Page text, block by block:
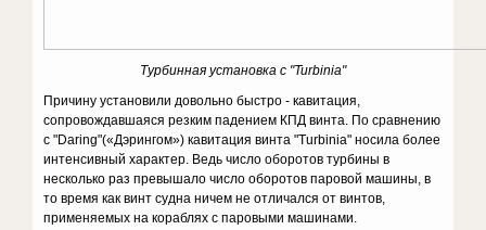
Турбинная установка с "Turbinia"
Причину установили довольно быстро - кавитация,
сопровождавшаяся резким падением КПД винта. По сравнению
с "Daring"(«Дэрингом») кавитация винта "Turbinia" носила более
интенсивный характер. Ведь число оборотов турбины в
несколько раз превышало число оборотов паровой машины, в
то время как винт судна ничем не отличался от винтов,
применяемых на кораблях с паровыми машинами.